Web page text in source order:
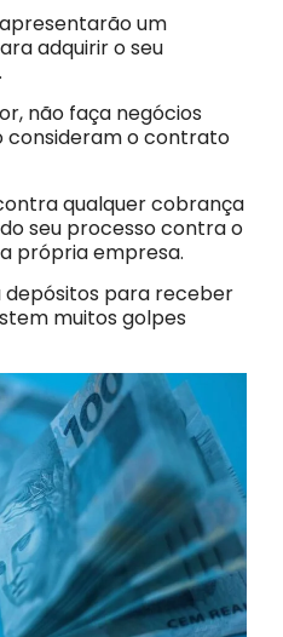
um
adquirir o seu
não faça negócios
consideram o contrato
qualquer cobrança
seu processo contra o
própria empresa.
depósitos para receber
muitos golpes